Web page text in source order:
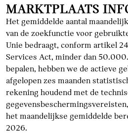
MARKTPLAATS
Het gemiddelde aantal
van de zoekfunctie voor
Unie bedraagt, conform artikel
Services Act, minder dan
bepalen, hebben we de actieve
afgelopen zes maanden
rekening houdend met de
het maandelijkse gemiddelde
2026.